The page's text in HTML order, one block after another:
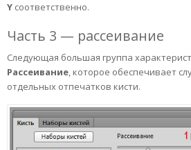
Y соответственно.
Часть 3 — рассеивание
Следующая большая группа
Рассеивание, которое обеспечивает
отдельных отпечатков кисти.